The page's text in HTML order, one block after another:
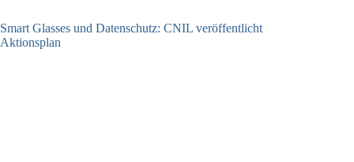
Smart Glasses und Datenschutz: CNIL veröffentlicht
Aktionsplan